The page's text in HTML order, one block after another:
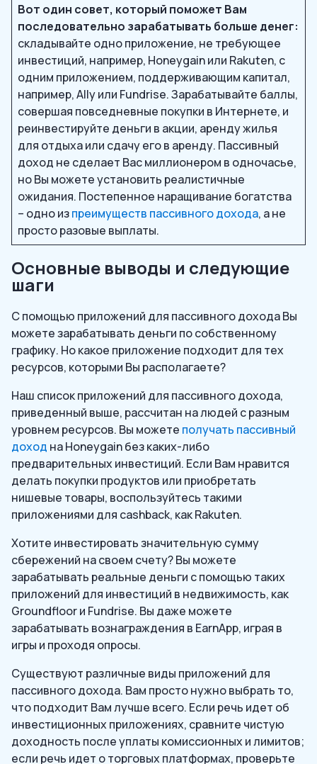
Вот один совет, который поможет Вам
последовательно зарабатывать больше денег:
складывайте одно приложение, не требующее
инвестиций, например, Honeygain или Rakuten, с
одним приложением, поддерживающим капитал,
например, Ally или Fundrise. Зарабатывайте баллы,
совершая повседневные покупки в Интернете, и
реинвестируйте деньги в акции, аренду жилья
для отдыха или сдачу его в аренду. Пассивный
доход не сделает Вас миллионером в одночасье,
но Вы можете установить реалистичные
ожидания. Постепенное наращивание богатства
– одно изпреимуществ пассивного дохода, а не
просто разовые выплаты.
Основные выводы и следующие
шаги
С помощью приложений для пассивного дохода Вы
можете зарабатывать деньги по собственному
графику. Но какое приложение подходит для тех
ресурсов, которыми Вы располагаете?
Наш список приложений для пассивного дохода,
приведенный выше, рассчитан на людей с разным
уровнем ресурсов. Вы можете получать пассивный
доход на Honeygain без каких-либо
предварительных инвестиций. Если Вам нравится
делать покупки продуктов или приобретать
нишевые товары, воспользуйтесь такими
приложениями для cashback, как Rakuten.
Хотите инвестировать значительную сумму
сбережений на своем счету? Вы можете
зарабатывать реальные деньги с помощью таких
приложений для инвестиций в недвижимость, как
Groundfloor и Fundrise. Вы даже можете
зарабатывать вознаграждения в EarnApp, играя в
игры и проходя опросы.
Существуют различные виды приложений для
пассивного дохода. Вам просто нужно выбрать то,
что подходит Вам лучше всего. Если речь идет об
инвестиционных приложениях, сравните чистую
доходность после уплаты комиссионных и лимитов;
если речь идет о торговых платформах, проверьте